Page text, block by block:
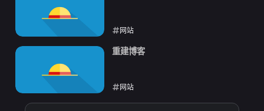
网站
2021-08-26
重建博客
网站
2021-08-26